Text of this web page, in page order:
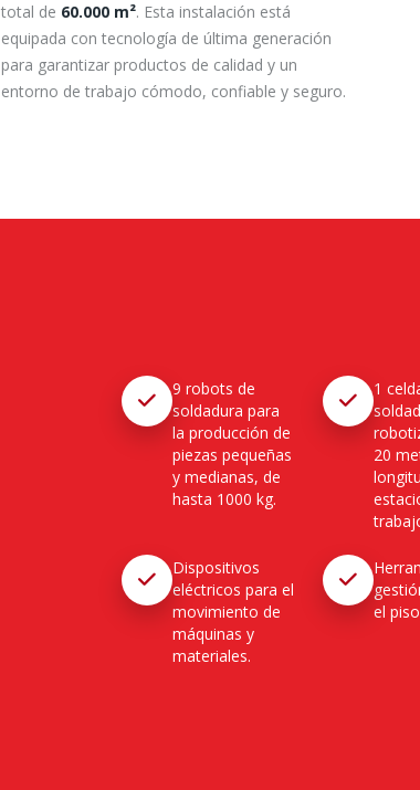
total de 60.000 m². Esta instalación está
equipada con tecnología de última generación
para garantizar productos de calidad y un
entorno de trabajo cómodo, confiable y seguro.
9 robots de
soldadura para
la producción de
piezas pequeñas
y medianas, de
hasta 1000 kg.
1
20
Dispositivos
eléctricos para el
movimiento de
máquinas y
materiales.
el